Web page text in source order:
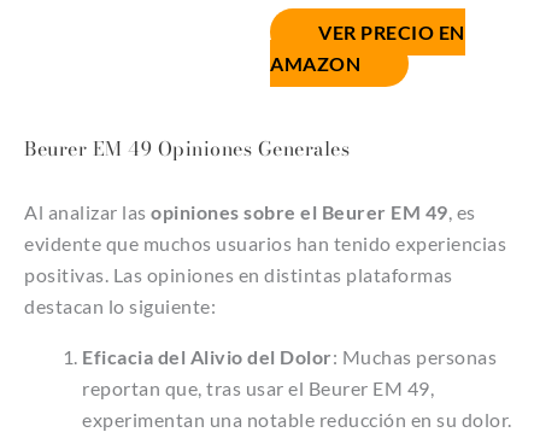
VER PRECIO EN
AMAZON
Beurer EM 49 Opiniones Generales
Al analizar las opiniones sobre el Beurer EM 49, es
evidente que muchos usuarios han tenido experiencias
positivas. Las opiniones en distintas plataformas
destacan lo siguiente:
Eficacia del Alivio del Dolor: Muchas personas
reportan que, tras usar el Beurer EM 49,
experimentan una notable reducción en su dolor.